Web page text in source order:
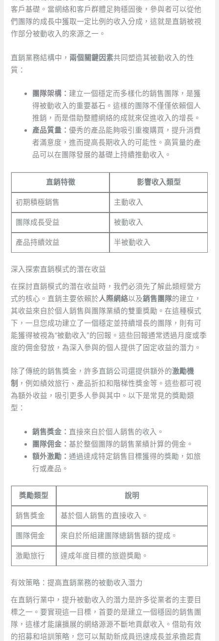
客戶基礎。當網絡和客戶群體足夠穩固後，參與者可以從他
們團隊的成長中獲取一定比例的收入分成，這就是直銷被視
作部分被動收入的來源之一。
直銷業務結構中， 兩個關鍵因素共同塑造其被動收入的性
質：
團隊架構： 建立一個穩定而多樣化的銷售團隊，是獲
得被動收入的重要基石。這樣的團隊不僅僅依賴個人
推銷，而是借助整體網絡的成就來促進收入的增長。
產品質量：優秀的產品能夠吸引重複購買，提升消費
者滿意度，進而提高長期收入的可能性。高質量的產
品可以在團隊發展的基礎上持續推動收入。
直銷特徵 影響收入類型
初期積極銷售 主動收入
團隊成長受益 被動收入
產品持續效益 半被動收入
深入探索直銷模式的潛在收益
在探討直銷模式的潛在收益時，我們必須先了解此類經營方
式的核心。直銷主要依賴於人際網絡以及銷售團隊的建立，
其收益來自於個人銷售與團隊業績的雙重獎勵。在這種模式
下，一旦您成功建立了一個穩定並持續增長的團隊，則有可
能獲得被視為“被動收入”的回報。這些回報通常透過月度或季
度的佣金發放，為深入參與的個人提供了固定收益的潛力。
除了傳統的銷售獎金，許多直銷公司還提供額外的激勵機
制 ，例如績效旅行、產品折扣和階梯性獎金等。這些都可視
為額外收益，吸引更多人參與其中。以下是常見的獎勵類
型：
銷售獎金： 直接來自於個人銷售的收入。
團隊佣金：基於整個團隊的銷售業績計算的佣金。
額外激勵：通過達成特定銷售目標獲得的獎勵，如旅
行或產品。
獎勵類型 說明
銷售獎金 基於個人銷售的直接收入。
團隊佣金 來自於所組建團隊總銷售額的提成。
激勵旅行 達成年度目標的旅遊獎勵。
有效策略：提高直銷業務的被動收入潛力
在直銷行業中，提升被動收入的潛力是許多從業者的主要目
標之一。要實現這一目標，首要的是建立一個穩固的銷售團
隊，這樣才能讓擴展的網絡源源不斷地貢獻收入。借助有效
的招募和培訓策略，您可以幫助新成員迅速成長並承擔起責